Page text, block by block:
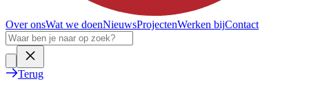
Over onsWat we doenNieuwsProjectenWerken bijContact
Terug